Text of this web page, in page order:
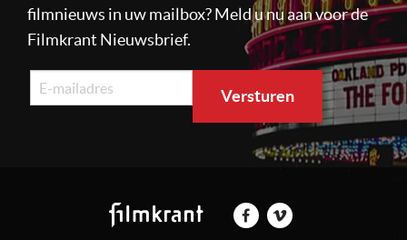
filmnieuws in uw mailbox? Meld u nu aan voor de
Filmkrant Nieuwsbrief.